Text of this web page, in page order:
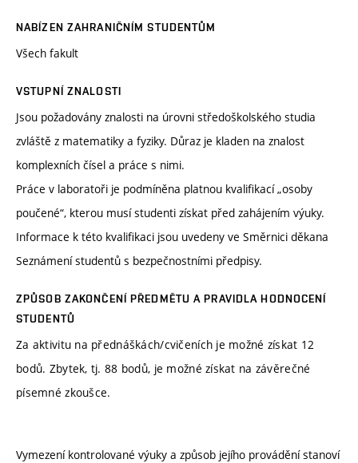
NABÍZEN ZAHRANIČNÍM STUDENTŮM
Všech fakult
VSTUPNÍ ZNALOSTI
Jsou požadovány znalosti na úrovni středoškolského studia
zvláště z matematiky a fyziky. Důraz je kladen na znalost
komplexních čísel a práce s nimi.
Práce v laboratoři je podmíněna platnou kvalifikací „osoby
poučené“, kterou musí studenti získat před zahájením výuky.
Informace k této kvalifikaci jsou uvedeny ve Směrnici děkana
Seznámení studentů s bezpečnostními předpisy.
ZPŮSOB ZAKONČENÍ PŘEDMĚTU A PRAVIDLA HODNOCENÍ
STUDENTŮ
Za aktivitu na přednáškách/cvičeních je možné získat 12
bodů. Zbytek, tj. 88 bodů, je možné získat na závěrečné
písemné zkoušce.
Vymezení kontrolované výuky a způsob jejího provádění stanoví